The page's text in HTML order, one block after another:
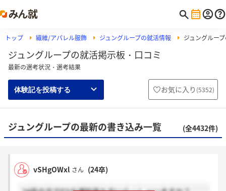
トップ 繊維/アパレル服飾 ジュングループの就活情報 ジュングルー
ジュングループの就活掲示板・口コミ
最新の選考状況・選考結果
体験記を投稿する お気に入り (5352)
ジュングループの最新の書き込み一覧 (全4432件)
vSHgOWxl さん (24卒)